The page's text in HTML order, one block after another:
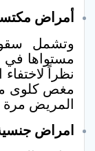
أمراض
وتشمل
مستواها في
نظراً
مغص كلوى مع
المريض
امراض